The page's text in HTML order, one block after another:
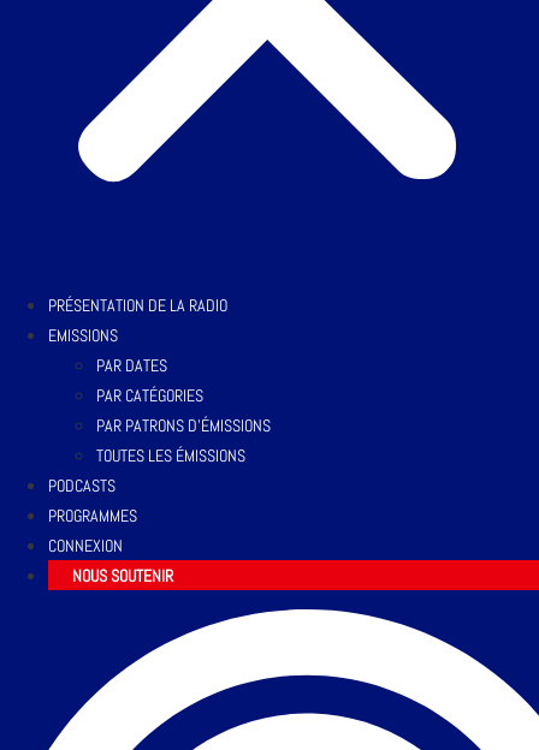
PRÉSENTATION DE LA RADIO
EMISSIONS
PAR DATES
PAR CATÉGORIES
PAR PATRONS D’ÉMISSIONS
TOUTES LES ÉMISSIONS
PODCASTS
PROGRAMMES
CONNEXION
NOUS SOUTENIR